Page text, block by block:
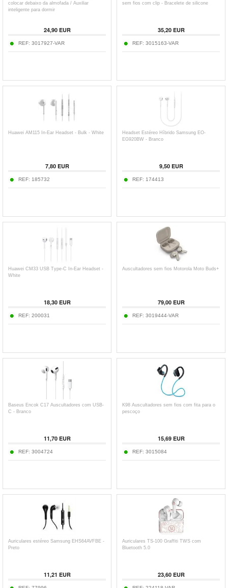
colocar debaixo da almofada / Auxiliar
inteligente para dormir
24,90EUR
REF: 3017927-VAR
sem fios com clip - Bracelete de silicone
35,20EUR
REF: 3015163-VAR
Huawei AM115 In-Ear Headset - Bulk - White
7,80EUR
REF: 185732
Headset Estéreo Híbrido Samsung EO-
EG920BW - Branco
9,50EUR
REF: 174413
Huawei CM33 USB Type-C In-Ear Headset -
White
18,30EUR
REF: 200031
Auscultadores sem fios Motorola Moto Buds+
79,00EUR
REF: 3019444-VAR
Baseus Encok C17 Auscultadores com USB-
C - Branco
11,70EUR
REF: 3004724
K98 Auscultadores sem fios com fita para o
pescoço
15,69EUR
REF: 3015084
Auriculares estéreo Samsung EHS64AVFBE -
Preto
11,21 EUR
Auriculares TS-100 Graffiti TWS com
Bluetooth 5.0
23,60EUR